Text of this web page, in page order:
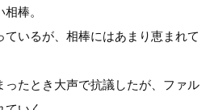
棒。
いるが、相棒にはあまり恵まれて
ったとき大声で抗議したが、ファル